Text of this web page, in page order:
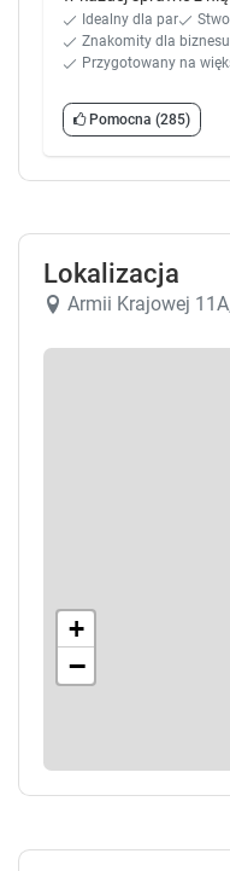
Idealny dla par
Znakomity dla biznesu
Przygotowany na
Pomocna (285)
Lokalizacja
Armii Krajowej
+
−